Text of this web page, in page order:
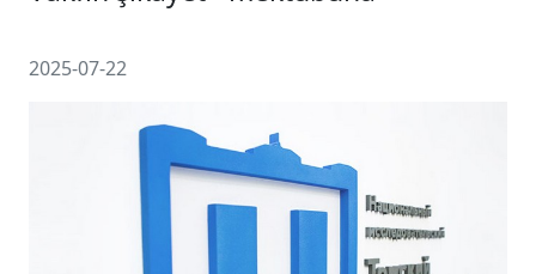
Vakfın şikayet - mektubuna
2025-07-22